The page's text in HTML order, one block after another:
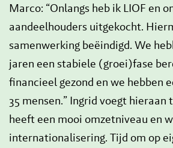
Marco: “Onlangs heb ik LIOF en
aandeelhouders uitgekocht.
samenwerking beëindigd. We
jaren een stabiele (groei)fase
financieel gezond en we hebben
35 mensen.” Ingrid voegt hieraan
heeft een mooi omzetniveau en
internationalisering. Tijd om op